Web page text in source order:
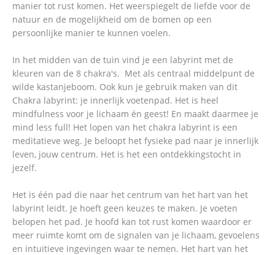
manier tot rust komen. Het weerspiegelt de liefde voor de
natuur en de mogelijkheid om de bomen op een
persoonlijke manier te kunnen voelen.
In het midden van de tuin vind je een labyrint met de
kleuren van de 8 chakra's. Met als centraal middelpunt de
wilde kastanjeboom. Ook kun je gebruik maken van dit
Chakra labyrint: je innerlijk voetenpad. Het is heel
mindfulness voor je lichaam én geest! En maakt daarmee je
mind less full! Het lopen van het chakra labyrint is een
meditatieve weg. Je beloopt het fysieke pad naar je innerlijk
leven, jouw centrum. Het is het een ontdekkingstocht in
jezelf.
Het is één pad die naar het centrum van het hart van het
labyrint leidt. Je hoeft geen keuzes te maken. Je voeten
belopen het pad. Je hoofd kan tot rust komen waardoor er
meer ruimte komt om de signalen van je lichaam, gevoelens
en intuïtieve ingevingen waar te nemen. Het hart van het